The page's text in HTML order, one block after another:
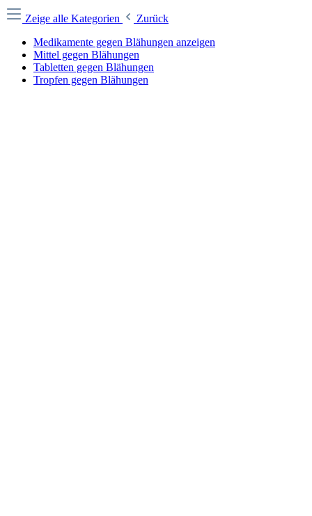
Zeige alle Kategorien
Zurück
Medikamente gegen Blähungen anzeigen
Mittel gegen Blähungen
Tabletten gegen Blähungen
Tropfen gegen Blähungen